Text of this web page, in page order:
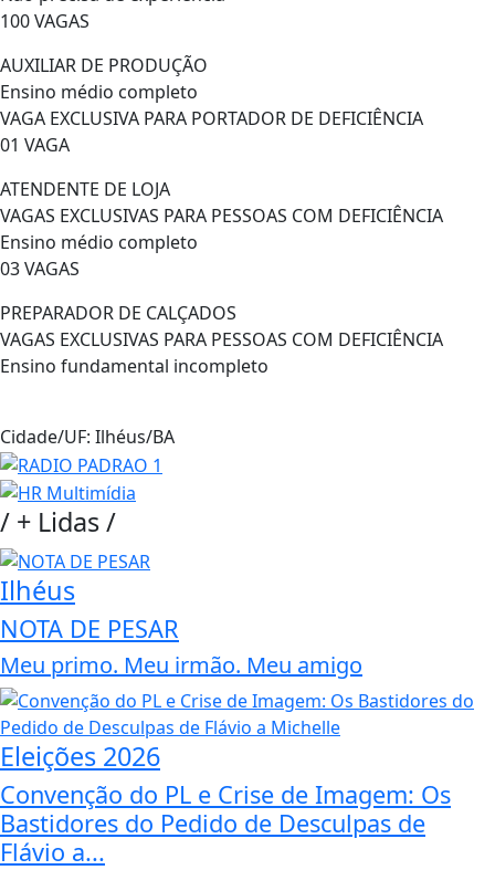
100 VAGAS
AUXILIAR DE PRODUÇÃO
Ensino médio completo
VAGA EXCLUSIVA PARA PORTADOR DE DEFICIÊNCIA
01 VAGA
ATENDENTE DE LOJA
VAGAS EXCLUSIVAS PARA PESSOAS COM DEFICIÊNCIA
Ensino médio completo
03 VAGAS
PREPARADOR DE CALÇADOS
VAGAS EXCLUSIVAS PARA PESSOAS COM DEFICIÊNCIA
Ensino fundamental incompleto
Cidade/UF: Ilhéus/BA
/ + Lidas/
Ilhéus
NOTA DE PESAR
Meu primo. Meu irmão. Meu amigo
Eleições 2026
Convenção do PL e Crise de Imagem: Os
Bastidores do Pedido de Desculpas de
Flávio a...